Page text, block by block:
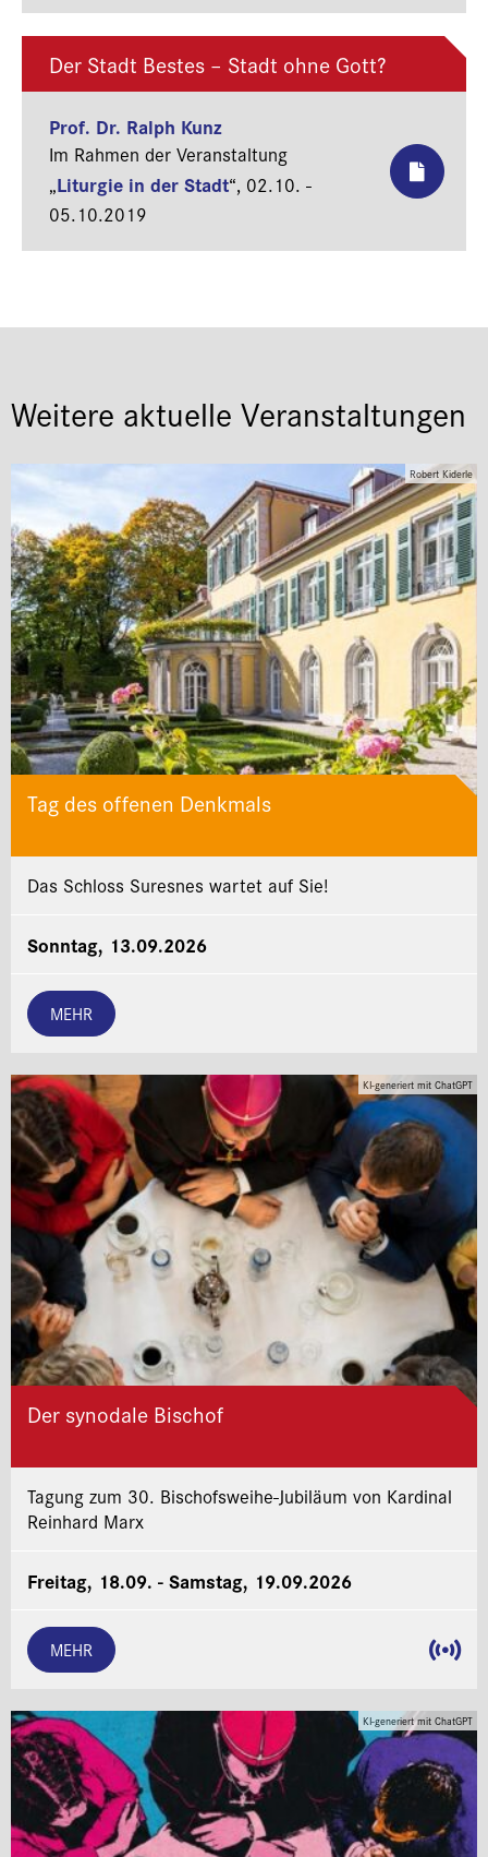
Der Stadt Bestes – Stadt ohne Gott?
Prof. Dr. Ralph Kunz
Im Rahmen der Veranstaltung
„Liturgie in der Stadt“, 02.10. -
05.10.2019
Weitere aktuelle Veranstaltungen
Robert Kiderle
Tag des offenen Denkmals
Das Schloss Suresnes wartet auf Sie!
Sonntag, 13.09.2026
MEHR
KI-generiert mit ChatGPT
Der synodale Bischof
Tagung zum 30. Bischofsweihe-Jubiläum von Kardinal
Reinhard Marx
Freitag, 18.09. - Samstag, 19.09.2026
MEHR
KI-generiert mit ChatGPT